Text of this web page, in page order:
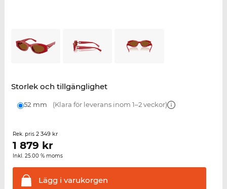
Storlek och tillgänglighet
52 mm (Klara för leverans inom 1–2 veckor)
Rek. pris 2 349 kr
1 879 kr
Inkl. 25.00 % moms
Lägg i varukorgen